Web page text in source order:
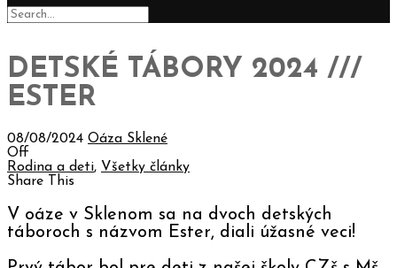
DETSKÉ TÁBORY 2024 ///
ESTER
08/08/2024 Oáza Sklené
Off
Rodina a deti, Všetky články
Share This
V oáze v Sklenom sa na dvoch detských
táboroch s názvom Ester, diali úžasné veci!